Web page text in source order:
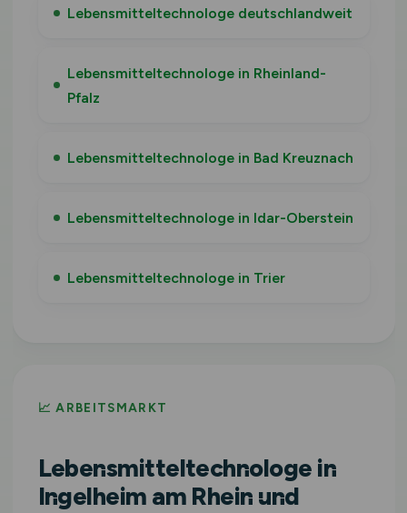
Lebensmitteltechnologe deutschlandweit
Lebensmitteltechnologe in Rheinland-
Pfalz
Lebensmitteltechnologe in Bad Kreuznach
Lebensmitteltechnologe in Idar-Oberstein
Lebensmitteltechnologe in Trier
📈 ARBEITSMARKT
Lebensmitteltechnologe in
Ingelheim am Rhein und